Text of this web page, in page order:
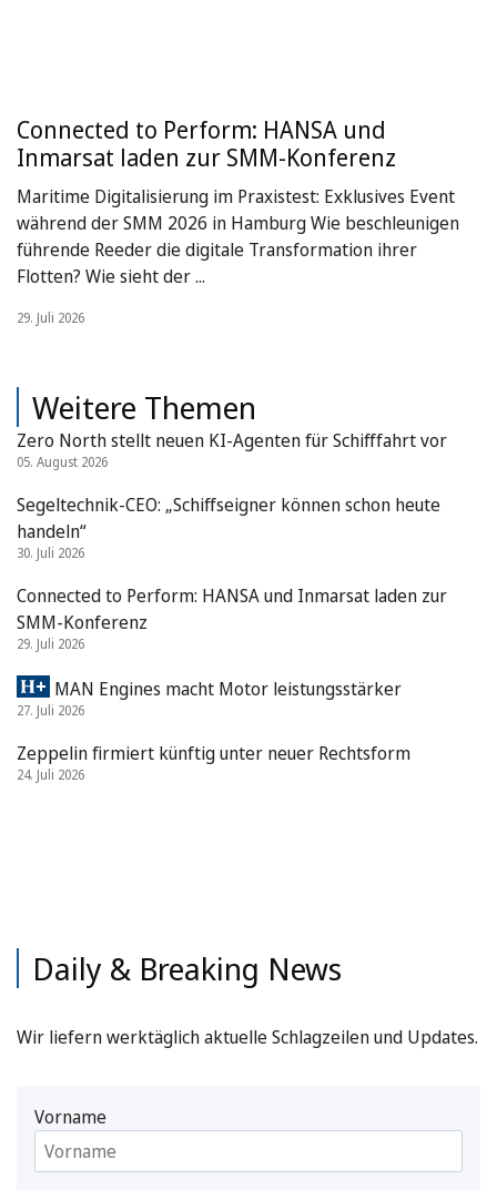
Connected to Perform: HANSA und
Inmarsat laden zur SMM-Konferenz
Maritime Digitalisierung im Praxistest: Exklusives Event
während der SMM 2026 in Hamburg Wie beschleunigen
führende Reeder die digitale Transformation ihrer
Flotten? Wie sieht der ...
29. Juli 2026
Weitere Themen
Zero North stellt neuen KI-Agenten für Schifffahrt vor
05. August 2026
Segeltechnik-CEO: „Schiffseigner können schon heute
handeln“
30. Juli 2026
Connected to Perform: HANSA und Inmarsat laden zur
SMM-Konferenz
29. Juli 2026
MAN Engines macht Motor leistungsstärker
27. Juli 2026
Zeppelin firmiert künftig unter neuer Rechtsform
24. Juli 2026
Daily & Breaking News
Wir liefern werktäglich aktuelle Schlagzeilen und Updates.
Vorname